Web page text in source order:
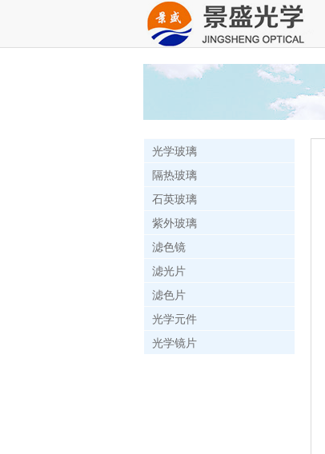
光学玻璃
隔热玻璃
石英玻璃
紫外玻璃
滤色镜
滤光片
滤色片
光学元件
光学镜片